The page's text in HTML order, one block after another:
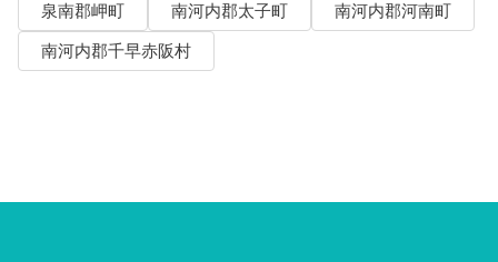
泉南郡岬町
南河内郡太子町
南河内郡河南町
南河内郡千早赤阪村